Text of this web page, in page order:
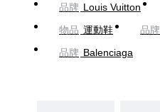
品牌 Louis Vuitton
物品 運動鞋 品牌
品牌 Balenciaga